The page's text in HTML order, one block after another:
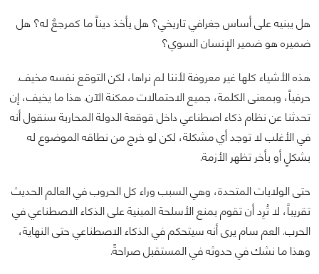
هل يبنيه على أساس جغرافي تاريخي؟ هل يأخذ ديناً ما كمرجعٌ له؟ هل
ضميره هو ضمير الإنسان السوي؟
هذه الأشياء كلها غير معروفة لأننا لم نراها، لكن التوقع نفسه مخيف.
حرفياً، وبمعنى الكلمة، جميع الاحتمالات ممكنة الآن. هذا ما يخيف، إن
تحدثنا عن نظام ذكاء اصطناعي داخل قوقعة الدولة المحاربة سنقول أنه
في الأغلب لا توجد أي مشكلة، لكن لو خرج من نطاقه الموضوع له
بشكلٍ أو بأخر تظهر الأزمة.
حتى الولايات المتحدة، وهي السبب وراء كل الحروب في العالم الحديث
تقريباً، لا تُرِد أن تقوم بمنع الأسلحة المبنية على الذكاء الاصطناعي في
الحرب. العم سام يرى أنه سيتحكم في الذكاء الاصطناعي حتى النهاية،
وهذا ما نشك في حدوثه في المستقبل صراحةً.